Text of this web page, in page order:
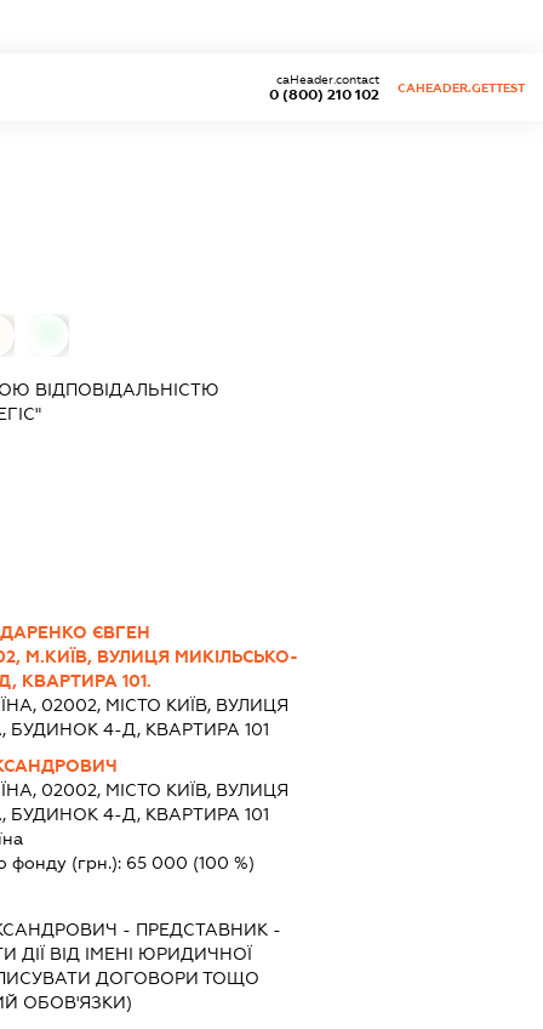
0 (800) 210 102
caHeader.contact
CAHEADER.GETTEST
ВІДПОВІДАЛЬНІСТЮ
ЄВГЕН
М.КИЇВ, ВУЛИЦЯ МИКІЛЬСЬКО-
КВАРТИРА 101.
02002, МІСТО КИЇВ, ВУЛИЦЯ
4-Д, КВАРТИРА 101
02002, МІСТО КИЇВ, ВУЛИЦЯ
4-Д, КВАРТИРА 101
фонду (грн.): 65 000 (100 %)
- ПРЕДСТАВНИК -
ДІЇ ВІД ІМЕНІ ЮРИДИЧНОЇ
ДОГОВОРИ ТОЩО
ОБОВ'ЯЗКИ)